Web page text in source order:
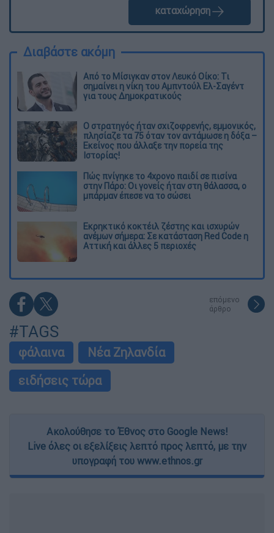
καταχώρηση
Διαβάστε ακόμη
Από το Μίσιγκαν στον Λευκό Οίκο: Τι
σημαίνει η νίκη του Αμπντούλ Ελ-Σαγέντ
για τους Δημοκρατικούς
O στρατηγός ήταν σχιζοφρενής, εμμονικός,
πλησίαζε τα 75 όταν τον αντάμωσε η δόξα –
Εκείνος που άλλαξε την πορεία της
Ιστορίας!
Πώς πνίγηκε το 4χρονο παιδί σε πισίνα
στην Πάρο: Οι γονείς ήταν στη θάλασσα, ο
μπάρμαν έπεσε να το σώσει
Εκρηκτικό κοκτέιλ ζέστης και ισχυρών
ανέμων σήμερα: Σε κατάσταση Red Code η
Αττική και άλλες 5 περιοχές
επόμενο
άρθρο
#TAGS
φάλαινα
Νέα Ζηλανδία
ειδήσεις τώρα
Ακολούθησε το Έθνος στο Google News!
Live όλες οι εξελίξεις λεπτό προς λεπτό, με την
υπογραφή του www.ethnos.gr